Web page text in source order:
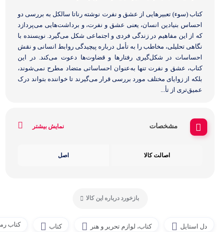
کتاب (سوء) تعبیرهایی از عشق و نفرت نوشته رناتا سالکل به بررسی دو
احساس بنیادین انسان، یعنی عشق و نفرت، و برداشت‌هایی می‌پردازد
که از این مفاهیم در زندگی فردی و اجتماعی شکل می‌گیرد. نویسنده با
نگاهی تحلیلی، مخاطب را به تأمل درباره پیچیدگی روابط انسانی و نقش
احساسات در شکل‌گیری رفتارها و قضاوت‌ها دعوت می‌کند. در این
کتاب، عشق و نفرت تنها به‌عنوان احساساتی متضاد مطرح نمی‌شوند،
بلکه از زوایای مختلف مورد بررسی قرار می‌گیرند تا خواننده بتواند درک
عمیق‌تری از تأ...
مشخصات نمایش بیشتر
اصالت کالا اصل
بازخورد درباره این کالا
دل استایل کتاب، لوازم تحریر و هنر کتاب کتاب